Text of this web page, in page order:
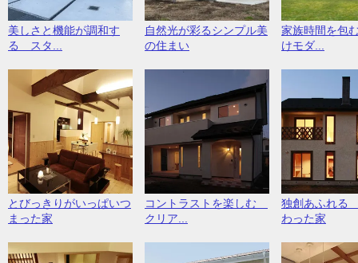
美しさと機能が調和す
る スタ...
自然光が彩るシンプル美
の住まい
家族時間を包
けモダ...
とびっきりがいっぱいつ
まった家
コントラストを楽しむ
クリア...
独創あふれる
わった家